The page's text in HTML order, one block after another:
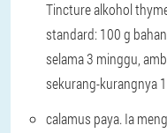
Tincture alkohol
standard: 100 g
selama 3 minggu,
sekurang-kurangnya
calamus paya. Ia